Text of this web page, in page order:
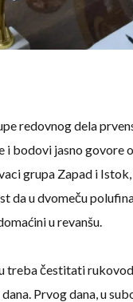
redovnog dela
i bodovi jasno
grupa Zapad i
da u dvomeču
u revanšu.
treba čestitati
Prvog dana, u